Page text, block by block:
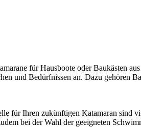
für Hausboote oder Baukästen
und Bedürfnissen an. Dazu gehören
für Ihren zukünftigen Katamaran sind
bei der Wahl der geeigneten